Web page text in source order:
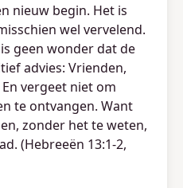
nieuw begin. Het is
wel vervelend.
geen wonder dat de
advies: Vrienden,
vergeet niet om
te ontvangen. Want
zonder het te weten,
(Hebreeën 13:1-2,